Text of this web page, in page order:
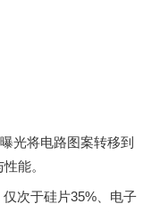
光将电路图案转移到
能。
次于硅片35%、电子